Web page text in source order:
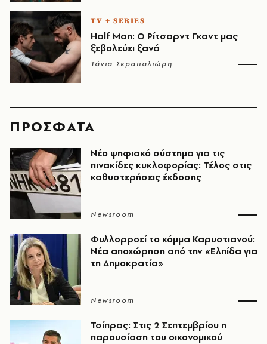
TV + SERIES
Half Man: Ο Ρίτσαρντ Γκαντ μας
ξεβολεύει ξανά
Τάνια Σκραπαλιώρη
ΠΡΟΣΦΑΤΑ
Νέο ψηφιακό σύστημα για τις
πινακίδες κυκλοφορίας: Τέλος στις
καθυστερήσεις έκδοσης
Newsroom
Φυλλορροεί το κόμμα Καρυστιανού:
Νέα αποχώρηση από την «Ελπίδα για
τη Δημοκρατία»
Newsroom
Τσίπρας: Στις 2 Σεπτεμβρίου η
παρουσίαση του οικονομικού